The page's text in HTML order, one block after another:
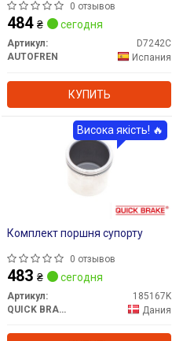
0 отзывов
484 ₴ сегодня
Артикул:
D7242C
AUTOFREN
Испания
КУПИТЬ
Комплект поршня супорту
0 отзывов
483 ₴ сегодня
Артикул:
185167K
QUICK BRAKE
Дания
Висока якість! 🔥